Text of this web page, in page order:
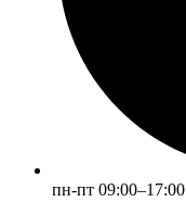
пн-пт 09:00–17:00